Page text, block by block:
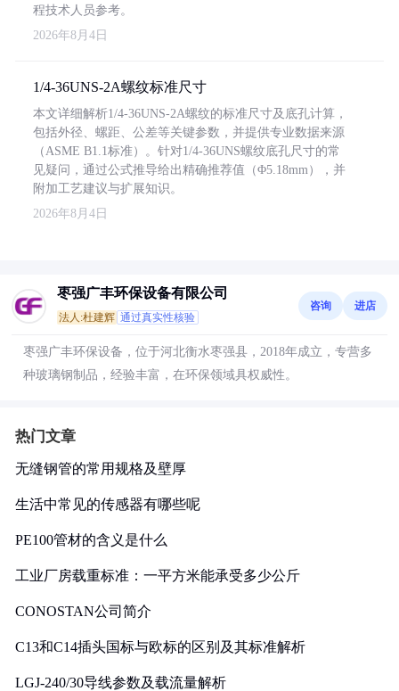
程技术人员参考。
2026年8月4日
1/4-36UNS-2A螺纹标准尺寸
本文详细解析1/4-36UNS-2A螺纹的标准尺寸及底孔计算，
包括外径、螺距、公差等关键参数，并提供专业数据来源
（ASME B1.1标准）。针对1/4-36UNS螺纹底孔尺寸的常
见疑问，通过公式推导给出精确推荐值（Φ5.18mm），并
附加工艺建议与扩展知识。
2026年8月4日
枣强广丰环保设备有限公司
法人:杜建辉 通过真实性核验
咨询 进店
枣强广丰环保设备，位于河北衡水枣强县，2018年成立，专营多
种玻璃钢制品，经验丰富，在环保领域具权威性。
热门文章
无缝钢管的常用规格及壁厚
生活中常见的传感器有哪些呢
PE100管材的含义是什么
工业厂房载重标准：一平方米能承受多少公斤
CONOSTAN公司简介
C13和C14插头国标与欧标的区别及其标准解析
LGJ-240/30导线参数及载流量解析